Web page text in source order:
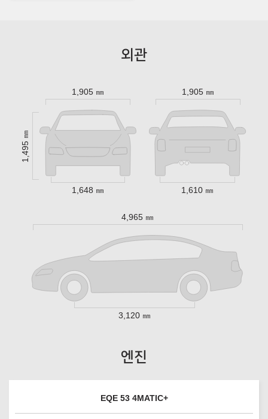
외관
1,905 ㎜ 1,905 ㎜
1,495 ㎜
1,648 ㎜ 1,610 ㎜
4,965 ㎜
3,120 ㎜
엔진
EQE 53 4MATIC+